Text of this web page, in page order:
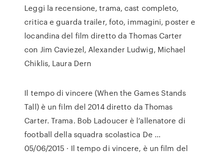
Leggi la recensione, trama, cast completo,
critica e guarda trailer, foto, immagini, poster e
locandina del film diretto da Thomas Carter
con Jim Caviezel, Alexander Ludwig, Michael
Chiklis, Laura Dern
Il tempo di vincere (When the Games Stands
Tall) è un film del 2014 diretto da Thomas
Carter. Trama. Bob Ladoucer è l’allenatore di
football della squadra scolastica De …
05/06/2015 · Il tempo di vincere, è un film del